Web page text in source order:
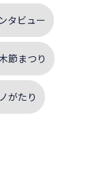
タビュー
節まつり
がたり